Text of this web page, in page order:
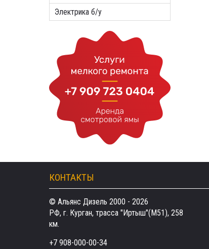
Электрика б/у
КОНТАКТЫ
© Альянс Дизель 2000 - 2026
РФ, г. Курган, трасса "Иртыш"(М51), 258
км.
+7 908-000-00-34